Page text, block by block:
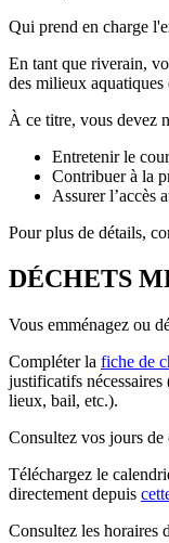
Qui prend en charge
En tant que riverain,
des milieux
À ce titre, vous devez
Entretenir le
Contribuer à la
Assurer l’accès
Pour plus de détails,
DÉCHETS
Vous emménagez ou
Compléter la fiche de
justificatifs nécessaires
lieux, bail, etc.).
Consultez vos jours de
Téléchargez le
directement depuis
Consultez les horaires